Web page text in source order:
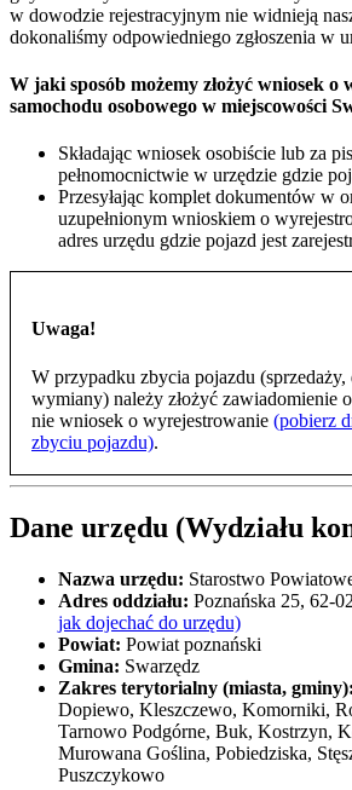
w dowodzie rejestracyjnym nie widnieją
dokonaliśmy odpowiedniego zgłoszenia w
W jaki sposób możemy złożyć wniosek o
samochodu osobowego w miejscowości
Składając wniosek osobiście lub za
pełnomocnictwie w urzędzie gdzie
Przesyłając komplet dokumentów w
uzupełnionym wnioskiem o
adres urzędu gdzie pojazd jest
Uwaga!
W przypadku zbycia pojazdu (sprzedaży,
wymiany) należy złożyć zawiadomienie
nie wniosek o wyrejestrowanie (pobierz
zbyciu pojazdu).
Dane urzędu (Wydziału
Nazwa urzędu: Starostwo
Adres oddziału: Poznańska 25, 62-
jak dojechać do urzędu)
Powiat: Powiat poznański
Gmina: Swarzędz
Zakres terytorialny (miasta, gminy):
Dopiewo, Kleszczewo, Komorniki,
Tarnowo Podgórne, Buk, Kostrzyn,
Murowana Goślina, Pobiedziska,
Puszczykowo